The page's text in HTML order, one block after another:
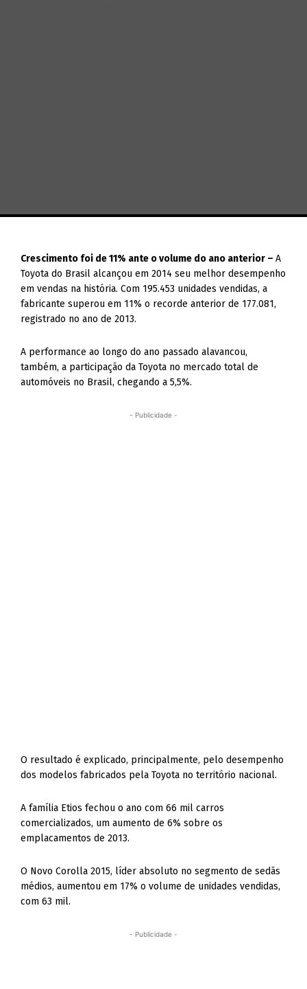
Crescimento foi de 11% ante o volume do ano anterior –A
Toyota do Brasil alcançou em 2014 seu melhor desempenho
em vendas na história. Com 195.453 unidades vendidas, a
fabricante superou em 11% o recorde anterior de 177.081,
registrado no ano de 2013.
A performance ao longo do ano passado alavancou,
também, a participação da Toyota no mercado total de
automóveis no Brasil, chegando a 5,5%.
- Publicidade -
O resultado é explicado, principalmente, pelo desempenho
dos modelos fabricados pela Toyota no território nacional.
A família Etios fechou o ano com 66 mil carros
comercializados, um aumento de 6% sobre os
emplacamentos de 2013.
O Novo Corolla 2015, líder absoluto no segmento de sedãs
médios, aumentou em 17% o volume de unidades vendidas,
com 63 mil.
- Publicidade -